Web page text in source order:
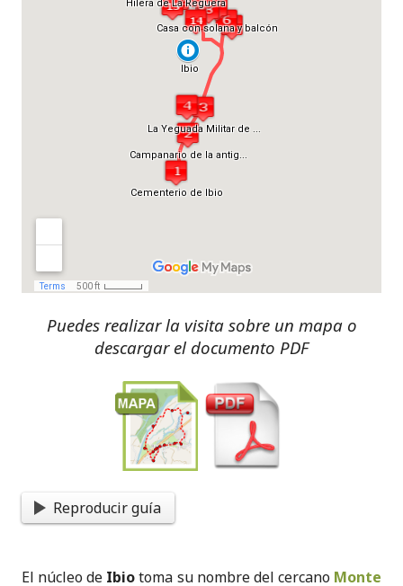
Puedes realizar la visita sobre un mapa o
descargar el documento PDF
Reproducir guía
El núcleo de Ibiotoma su nombre del cercano Monte